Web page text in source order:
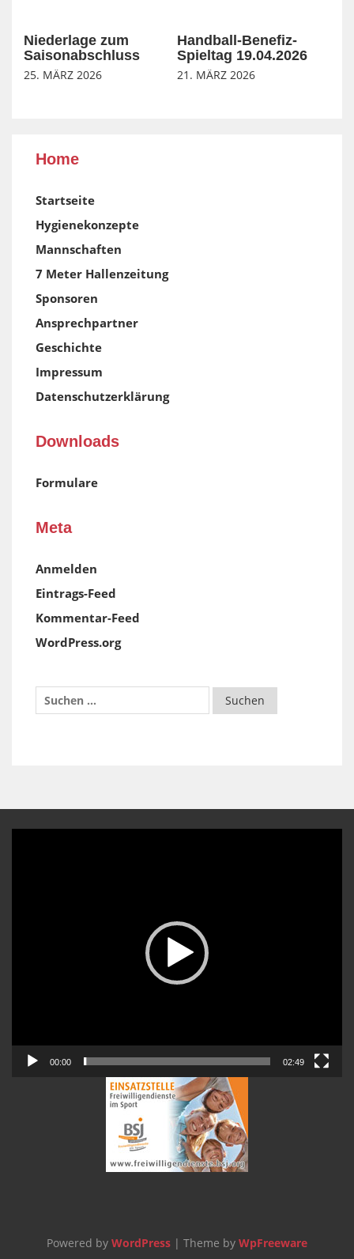
Niederlage zum
Saisonabschluss
25. MÄRZ 2026
Handball-Benefiz-
Spieltag 19.04.2026
21. MÄRZ 2026
Home
Startseite
Hygienekonzepte
Mannschaften
7 Meter Hallenzeitung
Sponsoren
Ansprechpartner
Geschichte
Impressum
Datenschutzerklärung
Downloads
Formulare
Meta
Anmelden
Eintrags-Feed
Kommentar-Feed
WordPress.org
00:00 02:49
Powered by WordPress | Theme by WpFreeware